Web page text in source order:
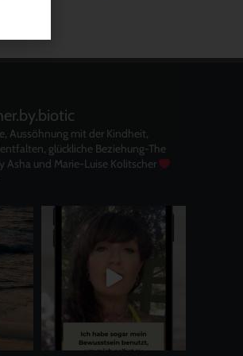
Aussöhnung mit der Kindheit,
glückliche Beziehung-The
Asha und Marie-Luise Kolitscher